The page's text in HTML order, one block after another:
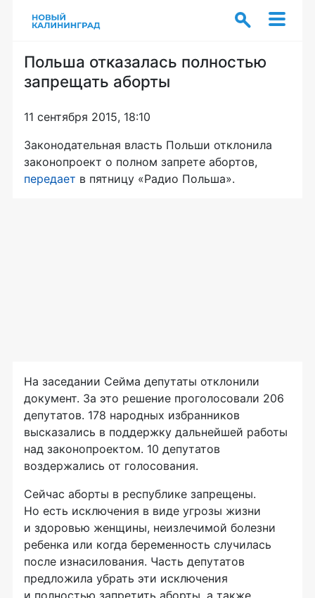
Польша отказалась полностью
запрещать аборты
11 сентября 2015, 18:10
Законодательная власть Польши отклонила
законопроект о полном запрете абортов,
передает в пятницу «Радио Польша».
На заседании Сейма депутаты отклонили
документ. За это решение проголосовали 206
депутатов. 178 народных избранников
высказались в поддержку дальнейшей работы
над законопроектом. 10 депутатов
воздержались от голосования.
Сейчас аборты в республике запрещены.
Но есть исключения в виде угрозы жизни
и здоровью женщины, неизлечимой болезни
ребенка или когда беременность случилась
после изнасилования. Часть депутатов
предложила убрать эти исключения
и полностью запретить аборты, а также